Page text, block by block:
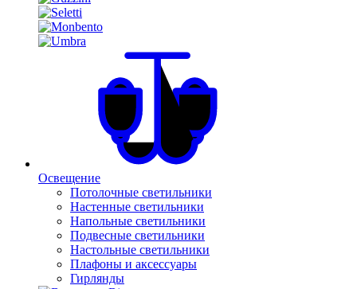
Освещение
Потолочные светильники
Настенные светильники
Напольные светильники
Подвесные светильники
Настольные светильники
Плафоны и аксессуары
Гирлянды